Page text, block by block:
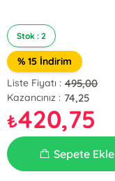
Stok : 2
% 15 İndirim
Liste Fiyatı : 495,00
Kazancınız : 74,25
₺420,75
Sepete Ekle